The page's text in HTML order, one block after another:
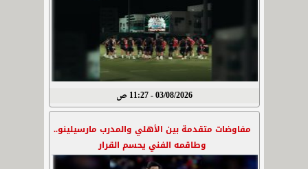
03/08/2026 - 11:27 ص
مفاوضات متقدمة بين الأهلي والمدرب مارسيلينو..
وطاقمه الفني يحسم القرار